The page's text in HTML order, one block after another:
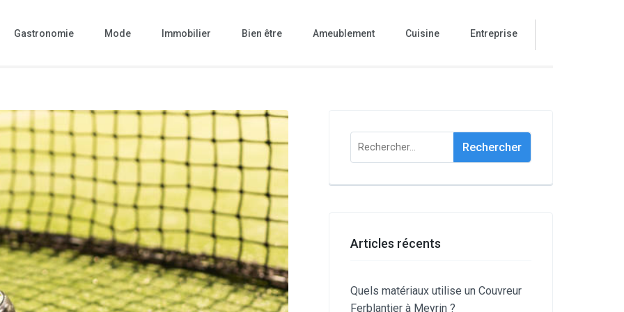
Gastronomie Mode Immobilier Bien être Ameublement Cuisine Entreprise
Rechercher :
Articles récents
Quels matériaux utilise un Couvreur
Ferblantier à Meyrin ?